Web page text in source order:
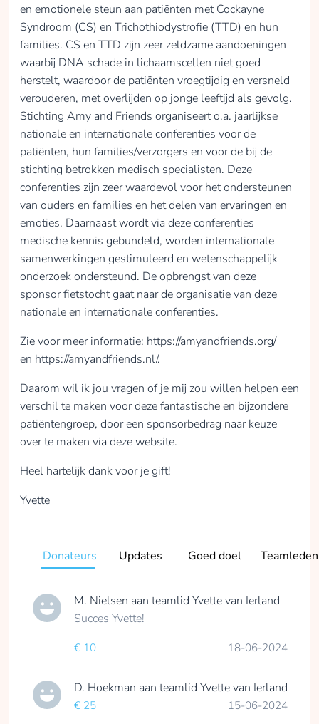
en emotionele steun aan patiënten met Cockayne
Syndroom (CS) en Trichothiodystrofie (TTD) en hun
families. CS en TTD zijn zeer zeldzame aandoeningen
waarbij DNA schade in lichaamscellen niet goed
herstelt, waardoor de patiënten vroegtijdig en versneld
verouderen, met overlijden op jonge leeftijd als gevolg.
Stichting Amy and Friends organiseert o.a. jaarlijkse
nationale en internationale conferenties voor de
patiënten, hun families/verzorgers en voor de bij de
stichting betrokken medisch specialisten. Deze
conferenties zijn zeer waardevol voor het ondersteunen
van ouders en families en het delen van ervaringen en
emoties. Daarnaast wordt via deze conferenties
medische kennis gebundeld, worden internationale
samenwerkingen gestimuleerd en wetenschappelijk
onderzoek ondersteund. De opbrengst van deze
sponsor fietstocht gaat naar de organisatie van deze
nationale en internationale conferenties.
Zie voor meer informatie: https://amyandfriends.org/
en https://amyandfriends.nl/.
Daarom wil ik jou vragen of je mij zou willen helpen een
verschil te maken voor deze fantastische en bijzondere
patiëntengroep, door een sponsorbedrag naar keuze
over te maken via deze website.
Heel hartelijk dank voor je gift!
Yvette
Donateurs Updates Goed doel Teamleden
M. Nielsen aan teamlid Yvette van Ierland
Succes Yvette!
€ 10 18-06-2024
D. Hoekman aan teamlid Yvette van Ierland
€ 25 15-06-2024